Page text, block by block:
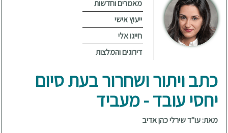
מאמרים וחדשות
ייעוץ אישי
חייגו אלי
דירוגים והמלצות
כתב ויתור ושחרור בעת סיום
יחסי עובד - מעביד
מאת: עו"ד שירלי כהן אדיב